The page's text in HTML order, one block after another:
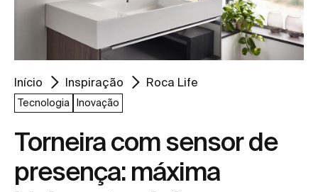
Início Inspiração Roca Life
Tecnologia Inovação
Torneira com sensor de
presença: máxima